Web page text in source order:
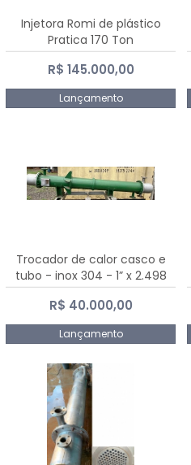
Injetora Romi de plástico
Pratica 170 Ton
R$ 145.000,00
Lançamento
Trocador de calor casco e
tubo - inox 304 - 1” x 2.498
mm
R$ 40.000,00
Lançamento